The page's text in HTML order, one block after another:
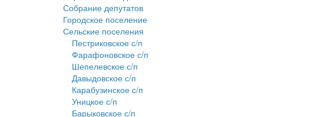
Собрание депутатов
Городское поселение
Сельские поселения
Пестриковское с/п
Фарафоновское с/п
Шепелевское с/п
Давыдовское с/п
Карабузинское с/п
Уницкое с/п
Барыковское с/п